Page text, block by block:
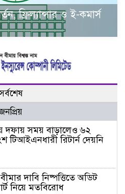
ফ্রিল্যান্সার ও ই-কমার্স
দফায় সময় বাড়ালেও ৬২
টিআইএনধারী রিটার্ন দেয়নি
দাবি নিষ্পত্তিতে অডিট
নিয়ে মতবিরোধ